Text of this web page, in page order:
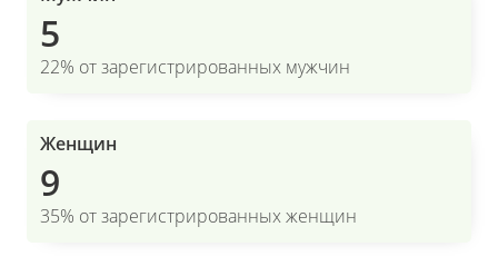
5
22% от зарегистрированных мужчин
Женщин
9
35% от зарегистрированных женщин